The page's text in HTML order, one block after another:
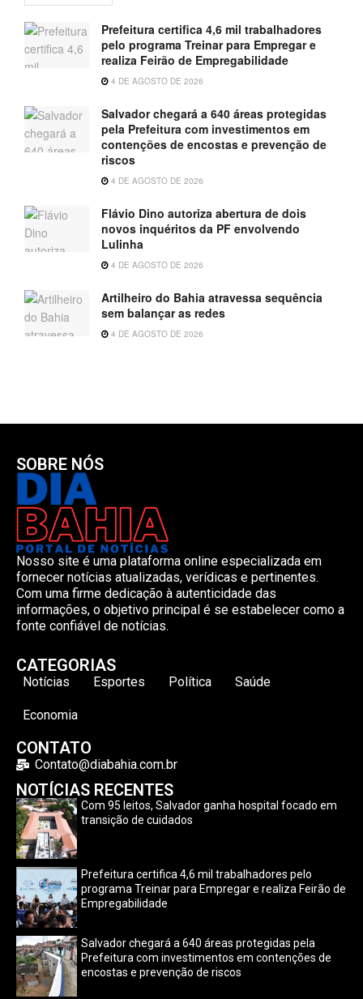
Prefeitura certifica 4,6 mil trabalhadores
pelo programa Treinar para Empregar e
realiza Feirão de Empregabilidade
4 DE AGOSTO DE 2026
Salvador chegará a 640 áreas protegidas
pela Prefeitura com investimentos em
contenções de encostas e prevenção de
riscos
4 DE AGOSTO DE 2026
Flávio Dino autoriza abertura de dois
novos inquéritos da PF envolvendo
Lulinha
4 DE AGOSTO DE 2026
Artilheiro do Bahia atravessa sequência
sem balançar as redes
4 DE AGOSTO DE 2026
SOBRE NÓS
Nosso site é uma plataforma online especializada em
fornecer notícias atualizadas, verídicas e pertinentes.
Com uma firme dedicação à autenticidade das
informações, o objetivo principal é se estabelecer como a
fonte confiável de notícias.
CATEGORIAS
Notícias Esportes Política Saúde
Economia
CONTATO
Contato@diabahia.com.br
NOTÍCIAS RECENTES
Com 95 leitos, Salvador ganha hospital focado em
transição de cuidados
Prefeitura certifica 4,6 mil trabalhadores pelo
programa Treinar para Empregar e realiza Feirão de
Empregabilidade
Salvador chegará a 640 áreas protegidas pela
Prefeitura com investimentos em contenções de
encostas e prevenção de riscos